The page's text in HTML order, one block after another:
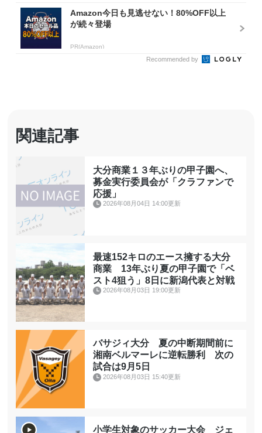
Amazon今日も見逃せない！80%OFF以上
が続々登場
PR(Amazon)
Recommended by
関連記事
大分商業１３年ぶりの甲子園へ、
募金実行委員会が「クラファンで
応援」
2026年08月04日 14:00更新
最速152キロのエース擁する大分
商業 13年ぶり夏の甲子園で「ベ
スト4狙う」8日に新潟代表と対戦
2026年08月03日 19:00更新
バサジィ大分 夏の中断期間前に
湘南ベルマーレに逆転勝利 次の
試合は9月5日
2026年08月03日 15:40更新
小学生対象のサッカー大会 ジェ